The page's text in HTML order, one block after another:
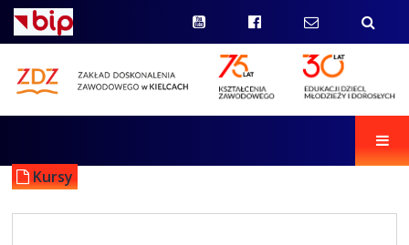
Kursy